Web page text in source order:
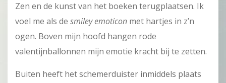
Zen en de kunst van het boeken terugplaatsen. Ik
voel me als de smiley emoticon met hartjes in z’n
ogen. Boven mijn hoofd hangen rode
valentijnballonnen mijn emotie kracht bij te zetten.
Buiten heeft het schemerduister inmiddels plaats